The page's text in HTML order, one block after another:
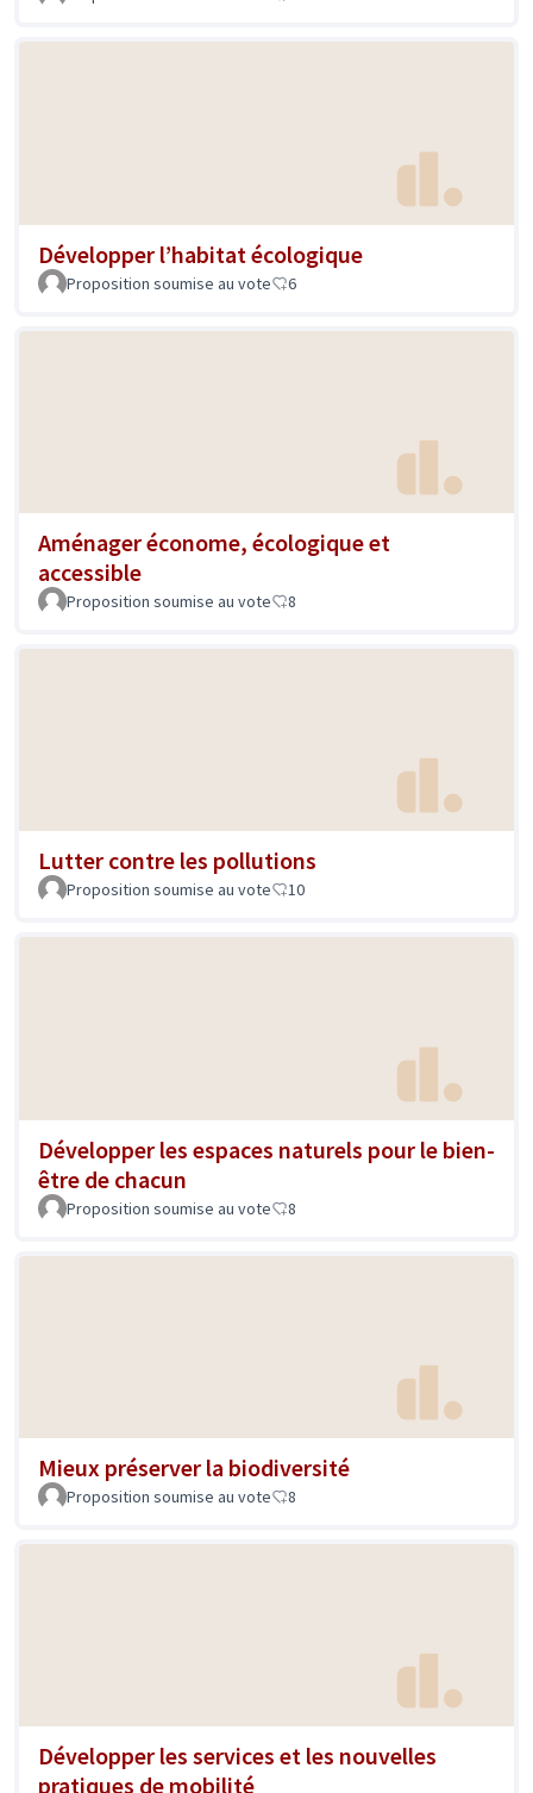
Développer l’habitat écologique
Proposition soumise au vote 6
Aménager économe, écologique et
accessible
Proposition soumise au vote 8
Lutter contre les pollutions
Proposition soumise au vote 10
Développer les espaces naturels pour le bien-
être de chacun
Proposition soumise au vote 8
Mieux préserver la biodiversité
Proposition soumise au vote 8
Développer les services et les nouvelles
pratiques de mobilité